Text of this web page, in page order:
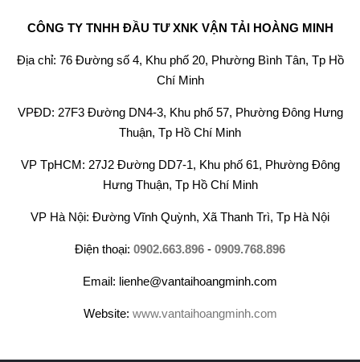
CÔNG TY TNHH ĐẦU TƯ XNK VẬN TẢI HOÀNG MINH
Địa chỉ: 76 Đường số 4, Khu phố 20, Phường Bình Tân, Tp Hồ
Chí Minh
VPĐD: 27F3 Đường DN4-3, Khu phố 57, Phường Đông Hưng
Thuận, Tp Hồ Chí Minh
VP TpHCM: 27J2 Đường DD7-1, Khu phố 61, Phường Đông
Hưng Thuận, Tp Hồ Chí Minh
VP Hà Nội: Đường Vĩnh Quỳnh, Xã Thanh Trì, Tp Hà Nội
Điện thoại: 0902.663.896 - 0909.768.896
Email: lienhe@vantaihoangminh.com
Website: www.vantaihoangminh.com